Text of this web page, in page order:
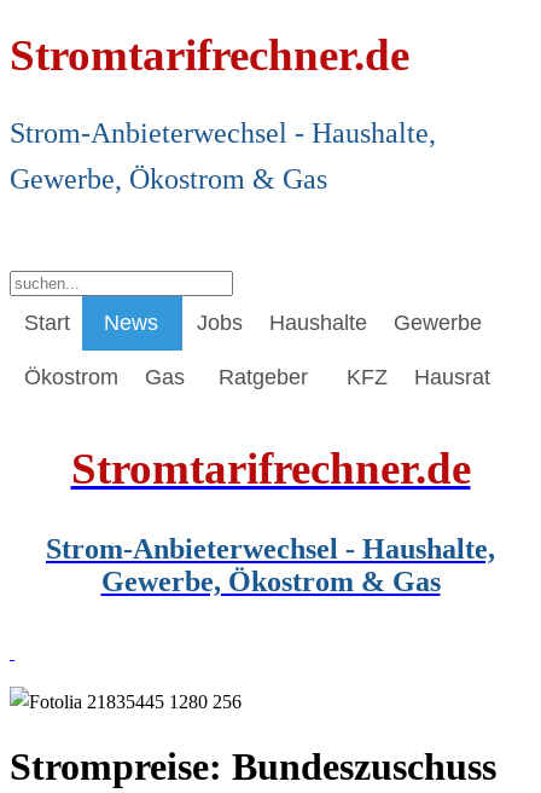
Stromtarifrechner.de
Strom-Anbieterwechsel - Haushalte,
Gewerbe, Ökostrom & Gas
Start News Jobs Haushalte Gewerbe
Ökostrom Gas Ratgeber KFZ Hausrat
Stromtarifrechner.de
Strom-Anbieterwechsel - Haushalte,
Gewerbe, Ökostrom & Gas
Strompreise: Bundeszuschuss